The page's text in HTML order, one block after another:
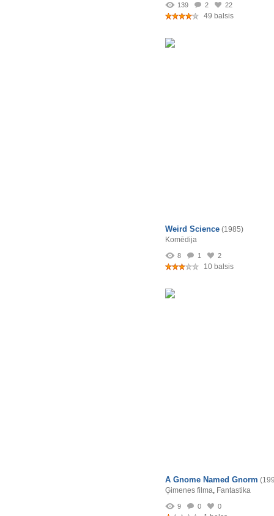
139 2 22
49 balsis
Weird Science (1985)
Komēdija
8 1 2
10 balsis
A Gnome Named Gnorm
Ģimenes filma, Fantastika
9 0 0